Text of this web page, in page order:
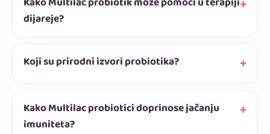
dijareje?
Koji su prirodni izvori probiotika?
Kako Multilac probiotici doprinose jačanju
imuniteta?